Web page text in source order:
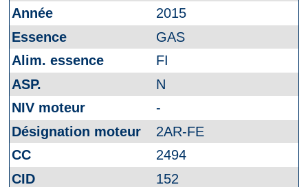
2015
GAS
FI
N
-
2AR-FE
2494
152